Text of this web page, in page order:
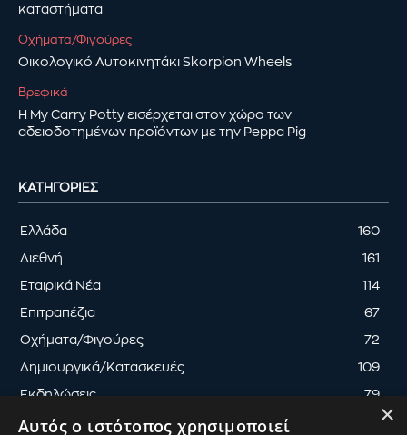
καταστήματα
Οχήματα/Φιγούρες
Οικολογικό Αυτοκινητάκι Skorpion Wheels
Βρεφικά
Η My Carry Potty εισέρχεται στον χώρο των
αδειοδοτημένων προϊόντων με την Peppa Pig
ΚΑΤΗΓΟΡΊΕΣ
Ελλάδα 160
Διεθνή 161
Εταιρικά Νέα 114
Επιτραπέζια 67
Οχήματα/Φιγούρες 72
Δημιουργικά/Κατασκευές 109
Εκδηλώσεις 79
×
Αυτός ο ιστότοπος χρησιμοποιεί